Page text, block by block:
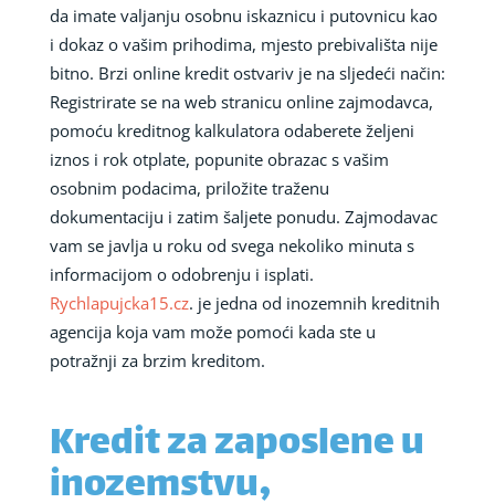
da imate valjanju osobnu iskaznicu i putovnicu kao
i dokaz o vašim prihodima, mjesto prebivališta nije
bitno. Brzi online kredit ostvariv je na sljedeći način:
Registrirate se na web stranicu online zajmodavca,
pomoću kreditnog kalkulatora odaberete željeni
iznos i rok otplate, popunite obrazac s vašim
osobnim podacima, priložite traženu
dokumentaciju i zatim šaljete ponudu. Zajmodavac
vam se javlja u roku od svega nekoliko minuta s
informacijom o odobrenju i isplati.
Rychlapujcka15.cz. je jedna od inozemnih kreditnih
agencija koja vam može pomoći kada ste u
potražnji za brzim kreditom.
Kredit za zaposlene u
inozemstvu,